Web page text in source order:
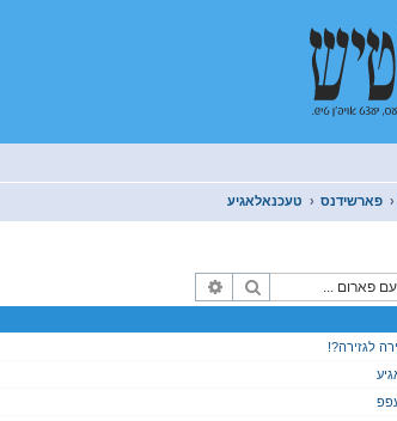
פארשידנס טעכנאלאגיע
זוך
לגזירה?!